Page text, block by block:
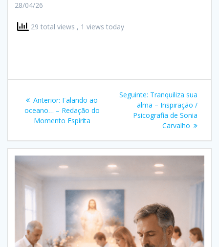
28/04/26
29 total views , 1 views today
de
Post
Anterior: Post
anterior:
Falando ao
oceano… – Redação do
Momento Espírita
Seguinte: Post
seguinte:
Tranquiliza sua
alma – Inspiração /
Psicografia de Sonia
Carvalho